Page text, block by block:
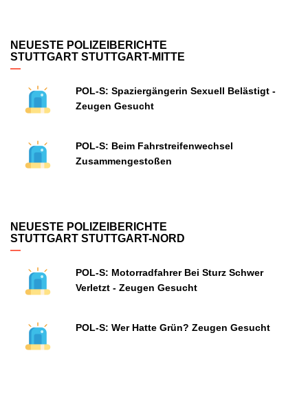
NEUESTE POLIZEIBERICHTE
STUTTGART STUTTGART-MITTE
POL-S: Spaziergängerin Sexuell Belästigt -
Zeugen Gesucht
POL-S: Beim Fahrstreifenwechsel
Zusammengestoßen
NEUESTE POLIZEIBERICHTE
STUTTGART STUTTGART-NORD
POL-S: Motorradfahrer Bei Sturz Schwer
Verletzt - Zeugen Gesucht
POL-S: Wer Hatte Grün? Zeugen Gesucht